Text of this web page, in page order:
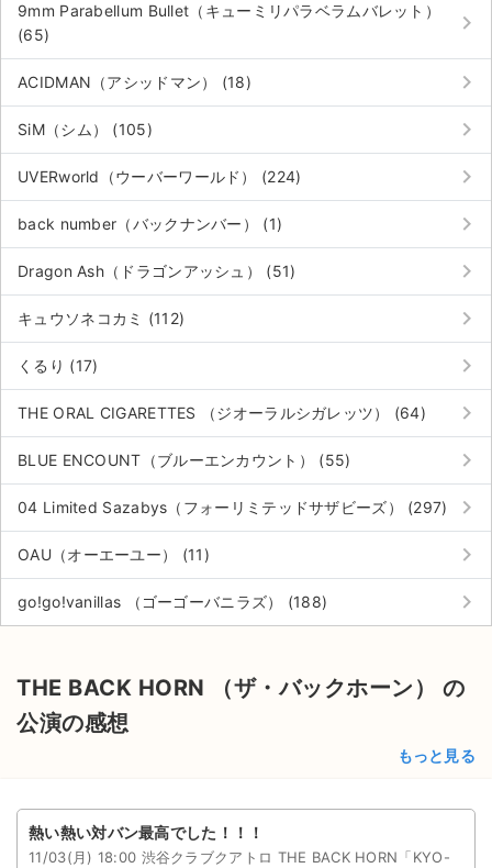
AIに質問する
よくある質問
お知らせ
サイト情報
特定商取引法に基づく表記
不正転売禁止法について
チケットジャムの取り組み
9mm Parabellum Bullet（キューミリパラベラムバレット）
(65)
keyboard_arrow_right
ACIDMAN（アシッドマン） (18) keyboard_arrow_right
SiM（シム） (105) keyboard_arrow_right
UVERworld（ウーバーワールド） (224) keyboard_arrow_right
back number（バックナンバー） (1) keyboard_arrow_right
Dragon Ash（ドラゴンアッシュ） (51) keyboard_arrow_right
キュウソネコカミ (112) keyboard_arrow_right
くるり (17) keyboard_arrow_right
THE ORAL CIGARETTES （ジオーラルシガレッツ） (64) keyboard_arrow_right
BLUE ENCOUNT（ブルーエンカウント） (55) keyboard_arrow_right
04 Limited Sazabys（フォーリミテッドサザビーズ） (297) keyboard_arrow_right
OAU（オーエーユー） (11) keyboard_arrow_right
go!go!vanillas （ゴーゴーバニラズ） (188) keyboard_arrow_right
THE BACK HORN （ザ・バックホーン） の
公演の感想
もっと見る
熱い熱い対バン最高でした！！！
11/03(月) 18:00 渋谷クラブクアトロ THE BACK HORN「KYO-